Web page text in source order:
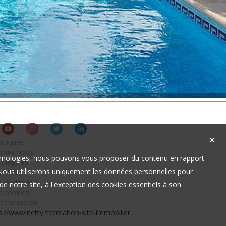
légales
✕
nous pouvons vous proposer du contenu en rapport
utiliserons uniquement les données personnelles pour
notre site, à l'exception des cookies essentiels à son